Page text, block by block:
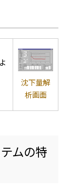
沈下量解
析画面
ムの特